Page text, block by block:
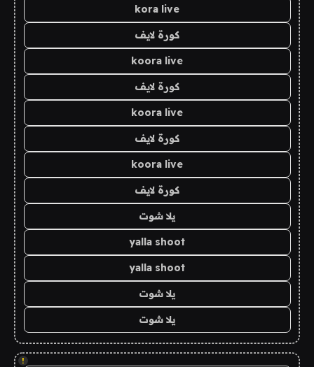
kora live
كورة لايف
koora live
كورة لايف
koora live
كورة لايف
koora live
كورة لايف
يلا شوت
yalla shoot
yalla shoot
يلا شوت
يلا شوت
!